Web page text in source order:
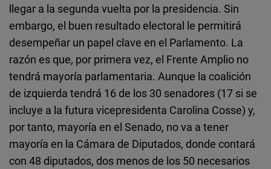
llegar a la segunda vuelta por la presidencia. Sin
embargo, el buen resultado electoral le permitirá
desempeñar un papel clave en el Parlamento. La
razón es que, por primera vez, el Frente Amplio no
tendrá mayoría parlamentaria. Aunque la coalición
de izquierda tendrá 16 de los 30 senadores (17 si se
incluye a la futura vicepresidenta Carolina Cosse) y,
por tanto, mayoría en el Senado, no va a tener
mayoría en la Cámara de Diputados, donde contará
con 48 diputados, dos menos de los 50 necesarios